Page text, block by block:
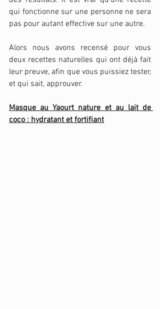
qui fonctionne sur une personne ne sera
pas pour autant effective sur une autre.
Alors nous avons recensé pour vous
deux recettes naturelles qui ont déjà fait
leur preuve, afin que vous puissiez tester,
et qui sait, approuver.
Masque au Yaourt nature et au lait de
coco : hydratant et fortifiant